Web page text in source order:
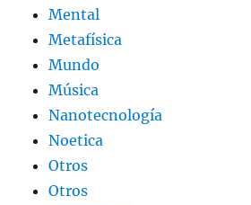
Mental
Metafísica
Mundo
Música
Nanotecnología
Noetica
Otros
Otros